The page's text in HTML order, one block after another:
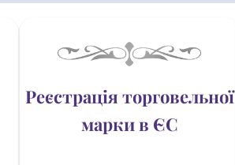
Реєстрація торговельної
марки в ЄС